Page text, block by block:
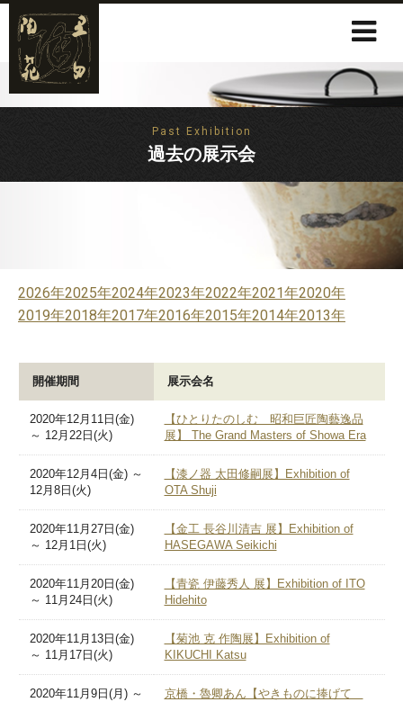
Past Exhibition
過去の展示会
2026年2025年2024年2023年2022年2021年2020年
2019年2018年2017年2016年2015年2014年2013年
開催期間 展示会名
2020年12月11日(金)
～ 12月22日(火)
【ひとりたのしむ 昭和巨匠陶藝逸品
展】 The Grand Masters of Showa Era
2020年12月4日(金) ～
12月8日(火)
【漆ノ器 太田修嗣展】Exhibition of
OTA Shuji
2020年11月27日(金)
～ 12月1日(火)
【金工 長谷川清吉 展】Exhibition of
HASEGAWA Seikichi
2020年11月20日(金)
～ 11月24日(火)
【青瓷 伊藤秀人 展】Exhibition of ITO
Hidehito
2020年11月13日(金)
～ 11月17日(火)
【菊池 克 作陶展】Exhibition of
KIKUCHI Katsu
2020年11月9日(月) ～
京橋・魯卿あん【やきものに捧げて